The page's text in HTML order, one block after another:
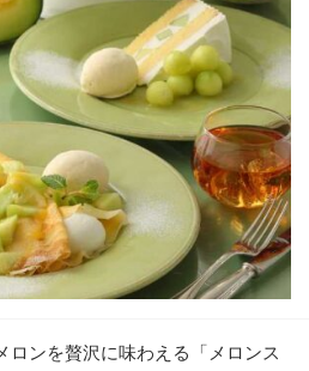
ロンを贅沢に味わえる「メロンス